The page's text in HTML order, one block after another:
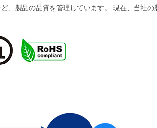
、製品の品質を管理しています。 現在、当社